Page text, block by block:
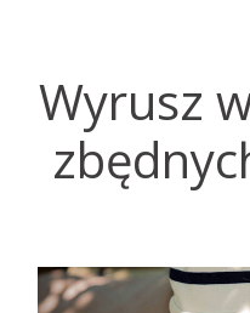
Wyrusz